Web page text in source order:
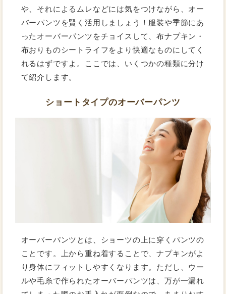
や、それによるムレなどには気をつけながら、オー
バーパンツを賢く活用しましょう！服装や季節にあ
ったオーバーパンツをチョイスして、布ナプキン・
布おりものシートライフをより快適なものにしてく
れるはずですよ。ここでは、いくつかの種類に分け
て紹介します。
ショートタイプのオーバーパンツ
オーバーパンツとは、ショーツの上に穿くパンツの
ことです。上から重ね着することで、ナプキンがよ
り身体にフィットしやすくなります。ただし、ウー
ルや毛糸で作られたオーバーパンツは、万が一漏れ